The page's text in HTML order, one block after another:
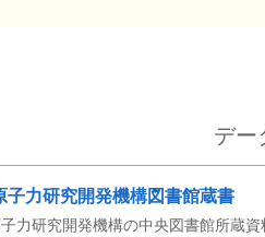
デー
子力研究開発機構図書館蔵書
力研究開発機構の中央図書館所蔵